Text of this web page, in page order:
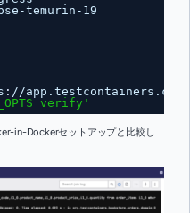
temurin-19
: //
verify'
in-Dockerセットアップと比較し